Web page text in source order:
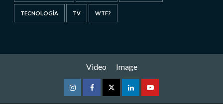
TECNOLOGÍA TV WTF?
Video Image
InstagramFacebookTwitterLinkedinYoutube